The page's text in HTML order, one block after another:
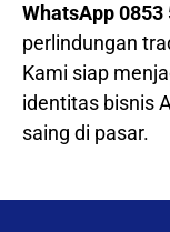
WhatsApp 0853
perlindungan
Kami siap
identitas bisnis
saing di pasar.